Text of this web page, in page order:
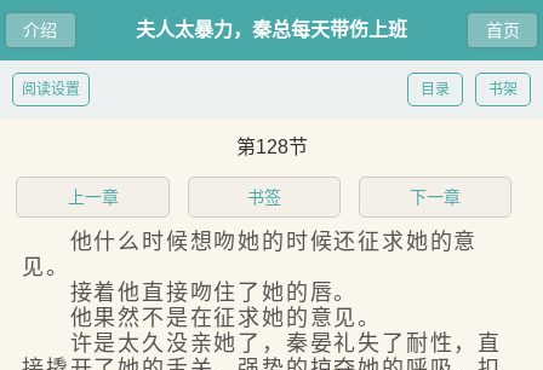
介绍 首页
夫人太暴力，秦总每天带伤上班
书架
目录
阅读设置
第128节
上一章 书签 下一章
他什么时候想吻她的时候还征求她的意
见。
接着他直接吻住了她的唇。
他果然不是在征求她的意见。
许是太久没亲她了，秦晏礼失了耐性，直